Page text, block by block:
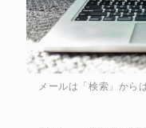
メールは「検索」から